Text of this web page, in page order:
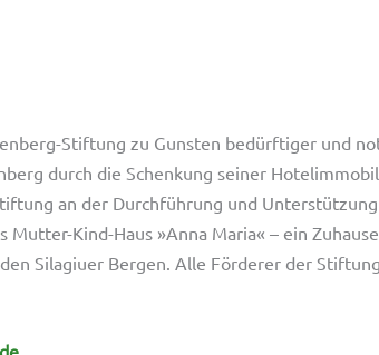
Stiftung zu Gunsten bedürftiger und
durch die Schenkung seiner
an der Durchführung und
Mutter-Kind-Haus »Anna Maria« – ein
Silagiuer Bergen. Alle Förderer der